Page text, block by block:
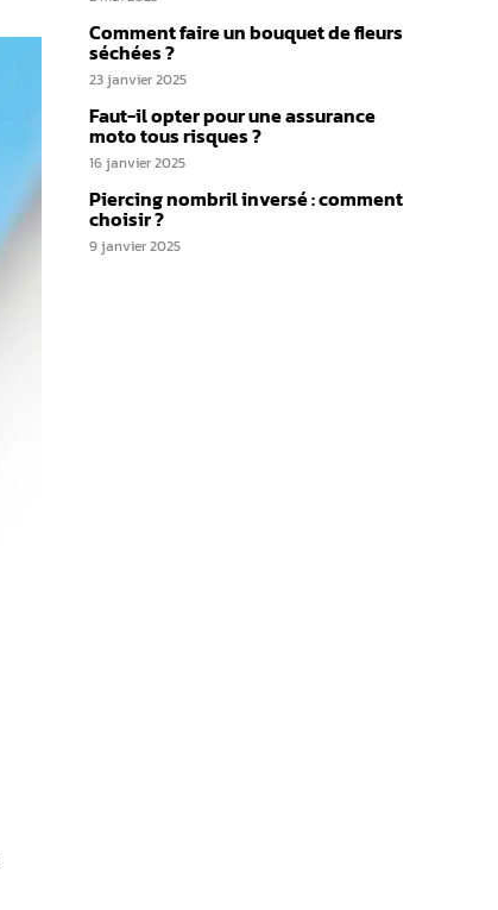
Comment faire un bouquet de fleurs
séchées ?
23 janvier 2025
Faut-il opter pour une assurance
moto tous risques​ ?
16 janvier 2025
Piercing nombril inversé : comment
choisir ?
9 janvier 2025